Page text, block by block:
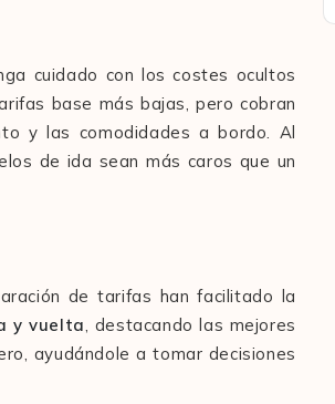
cuidado con los costes ocultos
base más bajas, pero cobran
y las comodidades a bordo. Al
de ida sean más caros que un
de tarifas han facilitado la
y vuelta, destacando las mejores
ayudándole a tomar decisiones